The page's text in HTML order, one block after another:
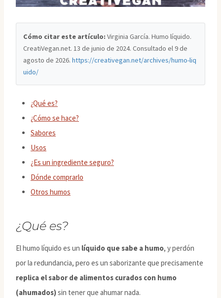
Cómo citar este artículo: Virginia García. Humo líquido.
CreatiVegan.net. 13 de junio de 2024. Consultado el9 de
agosto de 2026.https://creativegan.net/archives/humo-liq
uido/
¿Qué es?
¿Cómo se hace?
Sabores
Usos
¿Es un ingrediente seguro?
Dónde comprarlo
Otros humos
¿Qué es?
El humo líquido es un líquido que sabe a humo, y perdón
por la redundancia, pero es un saborizante que precisamente
replica el sabor de alimentos curados con humo
(ahumados)sin tener que ahumar nada.